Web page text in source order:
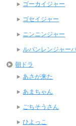
ゴーカイジャー
ゴセイジャー
ニンニンジャー
ルパンレンジャー
朝ドラ
あさが来た
あまちゃん
ごちそうさん
ひよっこ